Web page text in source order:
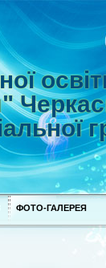
ФОТО-ГАЛЕРЕЯ